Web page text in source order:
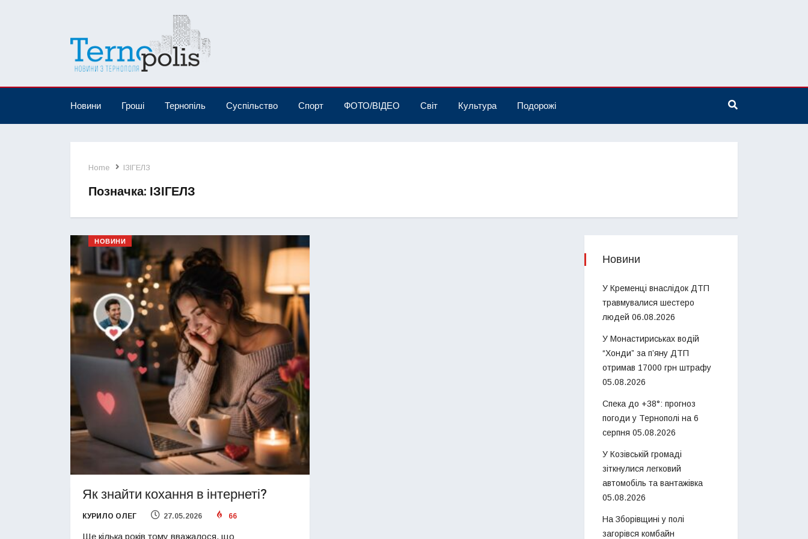
Новини Гроші Тернопіль Суспільство Спорт ФОТО/ВІДЕО Світ Культура Подорожі
Home ІЗІГЕЛЗ
Позначка: ІЗІГЕЛЗ
НОВИНИ
Як знайти кохання в інтернеті?
КУРИЛО ОЛЕГ 27.05.2026 66
Ще кілька років тому вважалося, що
Новини
У Кременці внаслідок ДТП
травмувалися шестеро
людей 06.08.2026
У Монастириськах водій
“Хонди” за п’яну ДТП
отримав 17000 грн штрафу
05.08.2026
Спека до +38°: прогноз
погоди у Тернополі на 6
серпня 05.08.2026
У Козівській громаді
зіткнулися легковий
автомобіль та вантажівка
05.08.2026
На Зборівщині у полі
загорівся комбайн